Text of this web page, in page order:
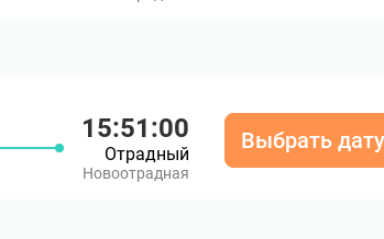
15:51:00
Отрадный
Новоотрадная
Выбрать дату